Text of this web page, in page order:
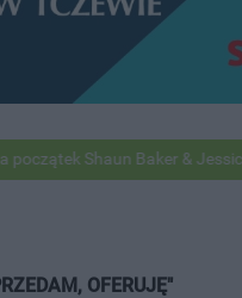
Shaun Baker & Jessica Jean
OFERUJĘ"